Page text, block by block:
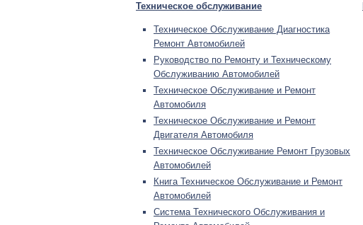
Техническое обслуживание
Техническое Обслуживание Диагностика
Ремонт Автомобилей
Руководство по Ремонту и Техническому
Обслуживанию Автомобилей
Техническое Обслуживание и Ремонт
Автомобиля
Техническое Обслуживание и Ремонт
Двигателя Автомобиля
Техническое Обслуживание Ремонт Грузовых
Автомобилей
Книга Техническое Обслуживание и Ремонт
Автомобилей
Система Технического Обслуживания и